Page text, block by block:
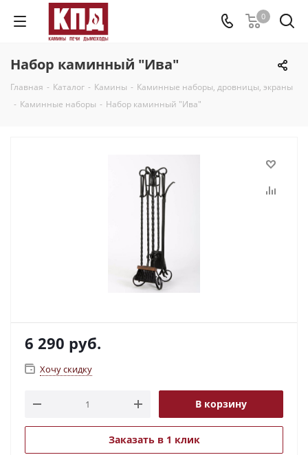
0
Набор каминный "Ива"
Главная - Каталог - Камины - Каминные наборы, дровницы, экраны
- Каминные наборы - Набор каминный "Ива"
6 290 руб.
Хочу скидку
В корзину
Заказать в 1 клик